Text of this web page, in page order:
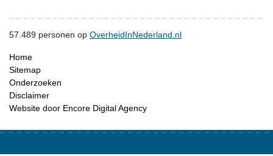
57.489 personen op OverheidInNederland.nl
Home
Sitemap
Onderzoeken
Disclaimer
Website door Encore Digital Agency